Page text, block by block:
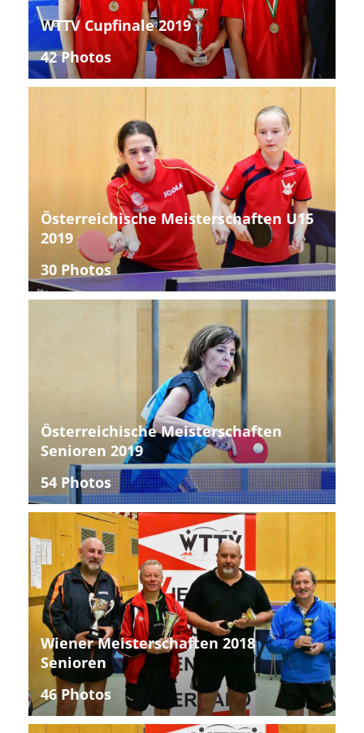
WTTV Cupfinale 2019
42 Photos
Österreichische Meisterschaften U15
2019
30 Photos
Österreichische Meisterschaften
Senioren 2019
54 Photos
Wiener Meisterschaften 2018
Senioren
46 Photos